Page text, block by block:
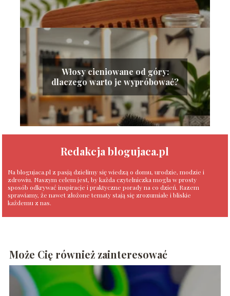
Włosy cieniowane od góry:
dlaczego warto je wypróbować?
Redakcja blogujaca.pl
Na blogujaca.pl z pasją dzielimy się wiedzą o domu, urodzie, modzie i
zdrowiu. Naszym celem jest, by każda czytelniczka mogła w prosty
sposób odkrywać inspiracje i praktyczne porady na co dzień. Razem
sprawiamy, że nawet złożone tematy stają się zrozumiałe i bliskie
każdemu z nas.
Może Cię również zainteresować